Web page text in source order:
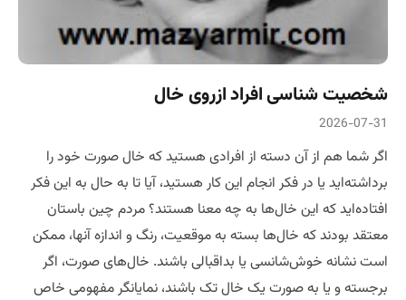
شخصیت شناسی افراد ازروی خال
2026-07-31
اگر شما هم از آن دسته از افرادی هستید که خال صورت خود را
برداشته‌اید یا در فکر انجام این کار هستید، آیا تا به حال به این فکر
افتاده‌اید که این خال‌ها به چه معنا هستند؟ مردم چین باستان
معتقد بودند که خال‌ها بسته به موقعیت، رنگ و اندازه آنها، ممکن
است نشانه خوش‌شانسی یا بداقبالی باشند. خال‌های صورت، اگر
برجسته و یا به صورت یک خال تک باشند، نمایانگر مفهومی خاص